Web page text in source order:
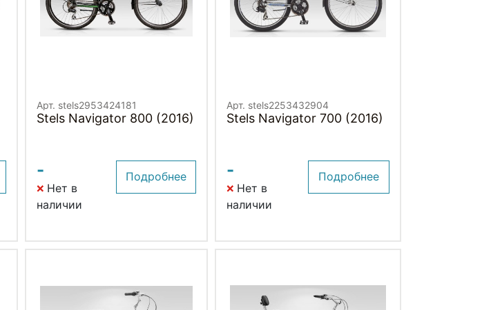
Арт. stels2953424181
Stels Navigator 800 (2016)
-
Нет в
наличии
Подробнее
Арт. stels2253432904
Stels Navigator 700 (2016)
-
Нет в
наличии
Подробнее